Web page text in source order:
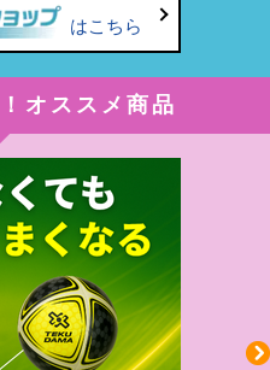
はこちら
オススメ商品